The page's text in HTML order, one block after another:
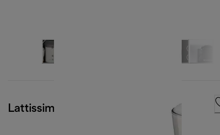
Lattissima One, Black